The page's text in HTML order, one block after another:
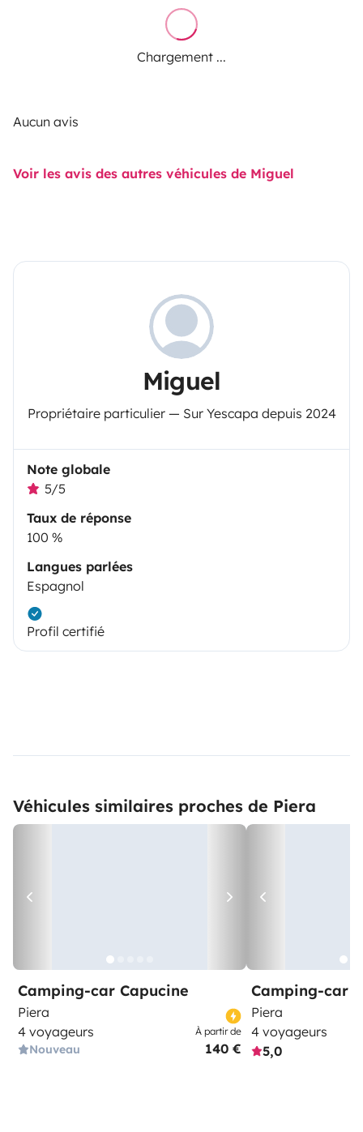
Chargement ...
Aucun avis
Voir les avis des autres véhicules de Miguel
Miguel
Propriétaire particulier — Sur Yescapa depuis 2024
Note globale
5/5
Taux de réponse
100 %
Langues parlées
Espagnol
Profil certifié
Véhicules similaires proches de Piera
Camping-car Capucine
Piera
4 voyageurs
Nouveau
À partir de
140 €
Camping-car
Piera
4 voyageurs
5,0